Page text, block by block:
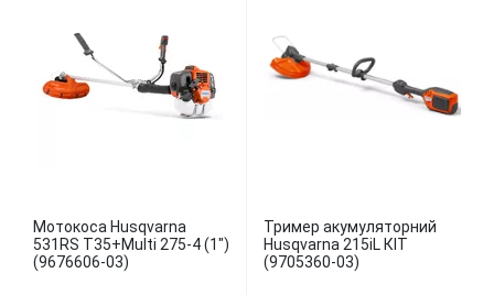
Мотокоса Husqvarna
531RS T35+Multi 275-4 (1")
(9676606-03)
Тример акумуляторний
Husqvarna 215iL КІТ
(9705360-03)